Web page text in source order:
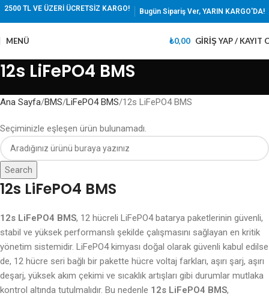
2500 TL VE ÜZERİ ÜCRETSİZ KARGO! Bugün Sipariş Ver, YARIN KARGO'DA!
MENÜ ₺0,00 GIRIŞ YAP / KAYIT
12s LiFePO4 BMS
Ana Sayfa BMS LiFePO4 BMS 12s LiFePO4 BMS
Seçiminizle eşleşen ürün bulunamadı.
Search
12s LiFePO4 BMS
12s LiFePO4 BMS, 12 hücreli LiFePO4 batarya paketlerinin güvenli,
stabil ve yüksek performanslı şekilde çalışmasını sağlayan en kritik
yönetim sistemidir. LiFePO4 kimyası doğal olarak güvenli kabul edilse
de, 12 hücre seri bağlı bir pakette hücre voltaj farkları, aşırı şarj, aşırı
deşarj, yüksek akım çekimi ve sıcaklık artışları gibi durumlar mutlaka
kontrol altında tutulmalıdır. Bu nedenle 12s LiFePO4 BMS,